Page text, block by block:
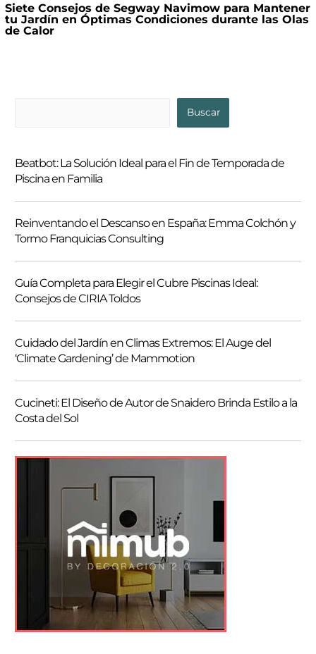
Siete Consejos de Segway Navimow para Mantener
tu Jardín en Óptimas Condiciones durante las Olas
de Calor
c
a
r
Buscar
Beatbot: La Solución Ideal para el Fin de Temporada de
Piscina en Familia
Reinventando el Descanso en España: Emma Colchón y
Tormo Franquicias Consulting
Guía Completa para Elegir el Cubre Piscinas Ideal:
Consejos de CIRIA Toldos
Cuidado del Jardín en Climas Extremos: El Auge del
‘Climate Gardening’ de Mammotion
Cucineti: El Diseño de Autor de Snaidero Brinda Estilo a la
Costa del Sol